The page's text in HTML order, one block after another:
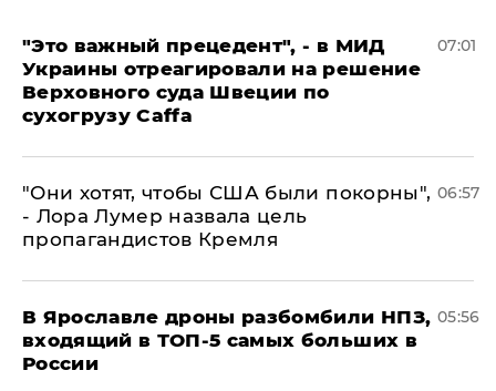
"Это важный прецедент", - в МИД
Украины отреагировали на решение
Верховного суда Швеции по
сухогрузу Caffa
07:01
"Они хотят, чтобы США были покорны",
- Лора Лумер назвала цель
пропагандистов Кремля
06:57
В Ярославле дроны разбомбили НПЗ,
входящий в ТОП-5 самых больших в
России
05:56